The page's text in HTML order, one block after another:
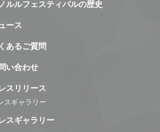
ルルフェスティバルの歴史
ース
あるご質問
い合わせ
スリリース
スギャラリー
スギャラリー